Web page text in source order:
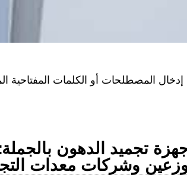
المصطلحات أو الكلمات المفتاحية
وشركات معدات